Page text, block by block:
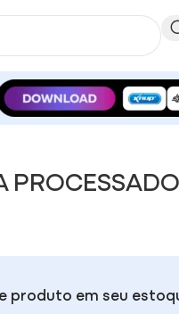
produto em seu